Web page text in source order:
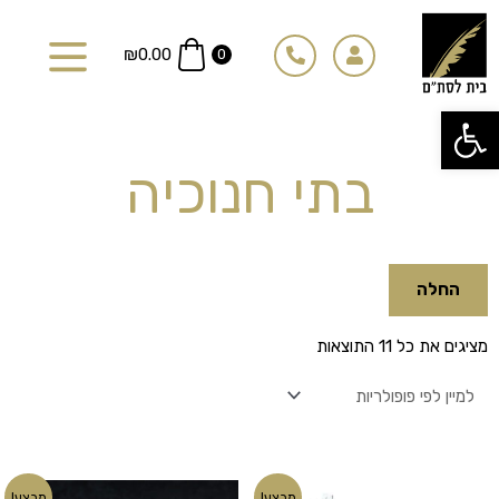
פתח סרגל נגישות
דילוג
לתוכן
0
₪0.00
בתי חנוכיה
החלה
מציגים את כל ⁦11⁩ התוצאות
המחיר
המחיר